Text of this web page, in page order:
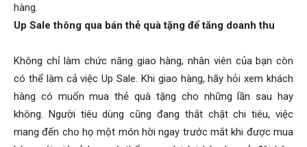
hàng.
Up Sale thông qua bán thẻ quà tặng để tăng doanh thu
Không chỉ làm chức năng giao hàng, nhân viên của bạn còn
có thể làm cả việc Up Sale. Khi giao hàng, hãy hỏi xem khách
hàng có muốn mua thẻ quà tặng cho những lần sau hay
không. Người tiêu dùng cũng đang thắt chặt chi tiêu, việc
mang đến cho họ một món hời ngay trước mắt khi được mua